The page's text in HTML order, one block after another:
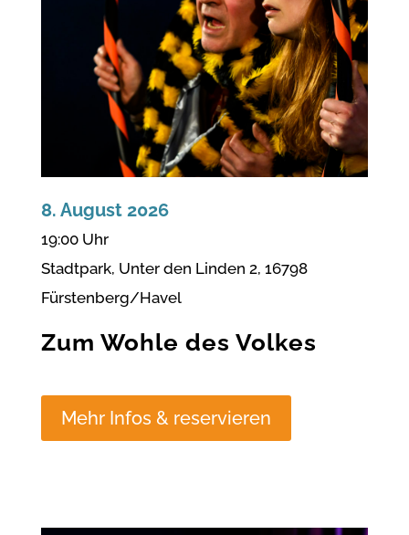
8. August 2026
19:00 Uhr
Stadtpark, Unter den Linden 2, 16798
Fürstenberg/Havel
Zum Wohle des Volkes
Mehr Infos & reservieren